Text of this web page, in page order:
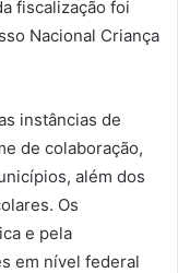
fiscalização foi
Nacional Criança
instâncias de
de colaboração,
além dos
Os
e pela
em nível federal